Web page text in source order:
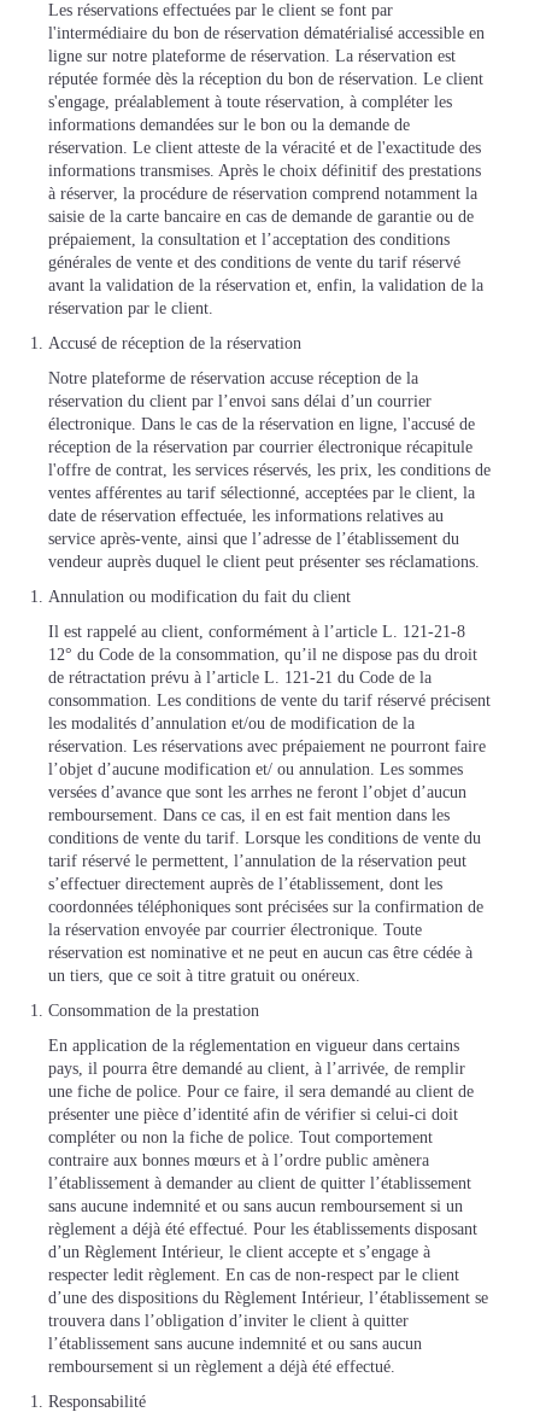
Les réservations effectuées par le client se font par
l'intermédiaire du bon de réservation dématérialisé accessible en
ligne sur notre plateforme de réservation. La réservation est
réputée formée dès la réception du bon de réservation. Le client
s'engage, préalablement à toute réservation, à compléter les
informations demandées sur le bon ou la demande de
réservation. Le client atteste de la véracité et de l'exactitude des
informations transmises. Après le choix définitif des prestations
à réserver, la procédure de réservation comprend notamment la
saisie de la carte bancaire en cas de demande de garantie ou de
prépaiement, la consultation et l’acceptation des conditions
générales de vente et des conditions de vente du tarif réservé
avant la validation de la réservation et, enfin, la validation de la
réservation par le client.
Accusé de réception de la réservation
Notre plateforme de réservation accuse réception de la
réservation du client par l’envoi sans délai d’un courrier
électronique. Dans le cas de la réservation en ligne, l'accusé de
réception de la réservation par courrier électronique récapitule
l'offre de contrat, les services réservés, les prix, les conditions de
ventes afférentes au tarif sélectionné, acceptées par le client, la
date de réservation effectuée, les informations relatives au
service après-vente, ainsi que l’adresse de l’établissement du
vendeur auprès duquel le client peut présenter ses réclamations.
Annulation ou modification du fait du client
Il est rappelé au client, conformément à l’article L. 121-21-8
12° du Code de la consommation, qu’il ne dispose pas du droit
de rétractation prévu à l’article L. 121-21 du Code de la
consommation. Les conditions de vente du tarif réservé précisent
les modalités d’annulation et/ou de modification de la
réservation. Les réservations avec prépaiement ne pourront faire
l’objet d’aucune modification et/ ou annulation. Les sommes
versées d’avance que sont les arrhes ne feront l’objet d’aucun
remboursement. Dans ce cas, il en est fait mention dans les
conditions de vente du tarif. Lorsque les conditions de vente du
tarif réservé le permettent, l’annulation de la réservation peut
s’effectuer directement auprès de l’établissement, dont les
coordonnées téléphoniques sont précisées sur la confirmation de
la réservation envoyée par courrier électronique. Toute
réservation est nominative et ne peut en aucun cas être cédée à
un tiers, que ce soit à titre gratuit ou onéreux.
Consommation de la prestation
En application de la réglementation en vigueur dans certains
pays, il pourra être demandé au client, à l’arrivée, de remplir
une fiche de police. Pour ce faire, il sera demandé au client de
présenter une pièce d’identité afin de vérifier si celui-ci doit
compléter ou non la fiche de police. Tout comportement
contraire aux bonnes mœurs et à l’ordre public amènera
l’établissement à demander au client de quitter l’établissement
sans aucune indemnité et ou sans aucun remboursement si un
règlement a déjà été effectué. Pour les établissements disposant
d’un Règlement Intérieur, le client accepte et s’engage à
respecter ledit règlement. En cas de non-respect par le client
d’une des dispositions du Règlement Intérieur, l’établissement se
trouvera dans l’obligation d’inviter le client à quitter
l’établissement sans aucune indemnité et ou sans aucun
remboursement si un règlement a déjà été effectué.
Responsabilité